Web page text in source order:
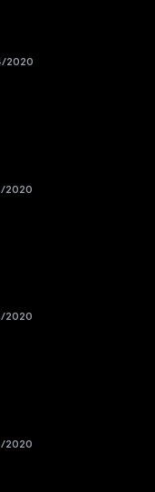
2020
2020
2020
2020